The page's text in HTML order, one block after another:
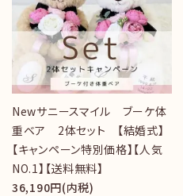
Newサニースマイル ブーケ体
重ベア 2体セット 【結婚式】
【キャンペーン特別価格】【人気
NO.1】【送料無料】
36,190円(内税)